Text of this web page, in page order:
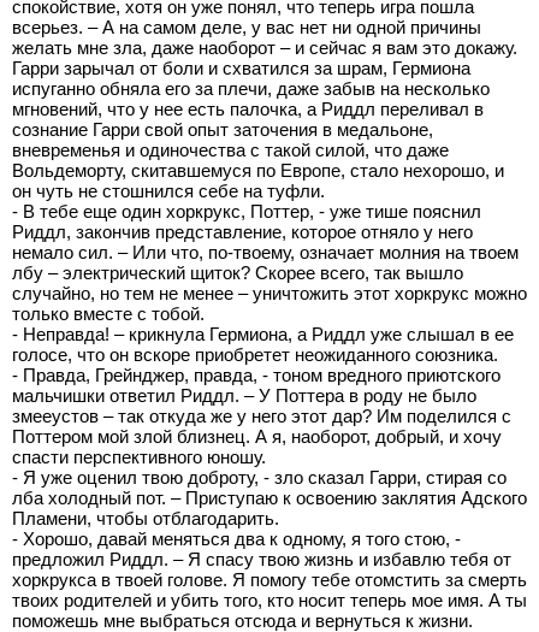
спокойствие, хотя он уже понял, что теперь игра пошла
всерьез. – А на самом деле, у вас нет ни одной причины
желать мне зла, даже наоборот – и сейчас я вам это докажу.
Гарри зарычал от боли и схватился за шрам, Гермиона
испуганно обняла его за плечи, даже забыв на несколько
мгновений, что у нее есть палочка, а Риддл переливал в
сознание Гарри свой опыт заточения в медальоне,
вневременья и одиночества с такой силой, что даже
Вольдеморту, скитавшемуся по Европе, стало нехорошо, и
он чуть не стошнился себе на туфли.
- В тебе еще один хоркрукс, Поттер, - уже тише пояснил
Риддл, закончив представление, которое отняло у него
немало сил. – Или что, по-твоему, означает молния на твоем
лбу – электрический щиток? Скорее всего, так вышло
случайно, но тем не менее – уничтожить этот хоркрукс можно
только вместе с тобой.
- Неправда! – крикнула Гермиона, а Риддл уже слышал в ее
голосе, что он вскоре приобретет неожиданного союзника.
- Правда, Грейнджер, правда, - тоном вредного приютского
мальчишки ответил Риддл. – У Поттера в роду не было
змееустов – так откуда же у него этот дар? Им поделился с
Поттером мой злой близнец. А я, наоборот, добрый, и хочу
спасти перспективного юношу.
- Я уже оценил твою доброту, - зло сказал Гарри, стирая со
лба холодный пот. – Приступаю к освоению заклятия Адского
Пламени, чтобы отблагодарить.
- Хорошо, давай меняться два к одному, я того стою, -
предложил Риддл. – Я спасу твою жизнь и избавлю тебя от
хоркрукса в твоей голове. Я помогу тебе отомстить за смерть
твоих родителей и убить того, кто носит теперь мое имя. А ты
поможешь мне выбраться отсюда и вернуться к жизни.